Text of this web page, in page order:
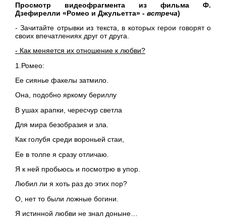
Просмотр видеофрагмента из фильма Ф.
Дзефирелли «Ромео и Джульетта» - встреча)
- Зачитайте отрывки из текста, в которых герои говорят о
своих впечатлениях друг от друга.
- Как меняется их отношение к любви?
1.Ромео:
Ее сиянье факелы затмило.
Она, подобно яркому бериллу
В ушах арапки, чересчур светла
Для мира безобразия и зла.
Как голубя среди вороньей стаи,
Ее в толпе я сразу отличаю.
Я к ней пробьюсь и посмотрю в упор.
Любил ли я хоть раз до этих пор?
О, нет то были ложные богини.
Я истинной любви не знал доныне…